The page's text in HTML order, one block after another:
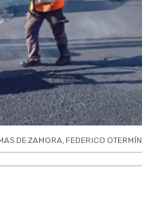
DE ZAMORA, FEDERICO OTERMÍN